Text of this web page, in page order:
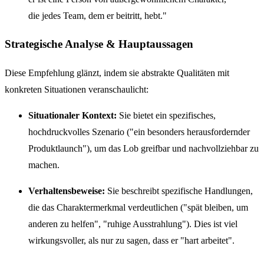
die jedes Team, dem er beitritt, hebt."
Strategische Analyse & Hauptaussagen
Diese Empfehlung glänzt, indem sie abstrakte Qualitäten mit
konkreten Situationen veranschaulicht:
Situationaler Kontext: Sie bietet ein spezifisches,
hochdruckvolles Szenario ("ein besonders herausfordernder
Produktlaunch"), um das Lob greifbar und nachvollziehbar zu
machen.
Verhaltensbeweise: Sie beschreibt spezifische Handlungen,
die das Charaktermerkmal verdeutlichen ("spät bleiben, um
anderen zu helfen", "ruhige Ausstrahlung"). Dies ist viel
wirkungsvoller, als nur zu sagen, dass er "hart arbeitet".